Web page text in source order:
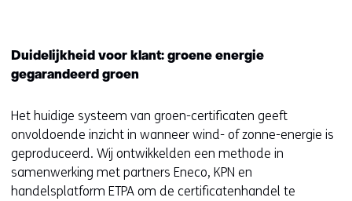
Duidelijkheid voor klant: groene energie
gegarandeerd groen
Het huidige systeem van groen-certificaten geeft
onvoldoende inzicht in wanneer wind- of zonne-energie is
geproduceerd. Wij ontwikkelden een methode in
samenwerking met partners Eneco, KPN en
handelsplatform ETPA om de certificatenhandel te